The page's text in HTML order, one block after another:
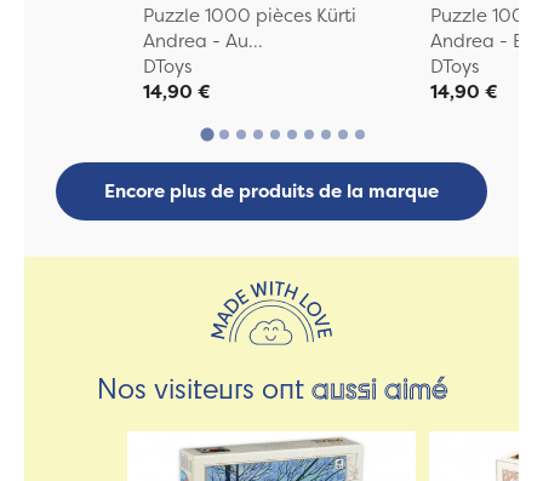
Puzzle 1000 pièces Kürti
Andrea - Au...
DToys
14,90 €
Puzzle
Andrea - El...
DToys
14,90 €
Encore plus de produits de la marque
Nos visiteurs ontaussi aimé